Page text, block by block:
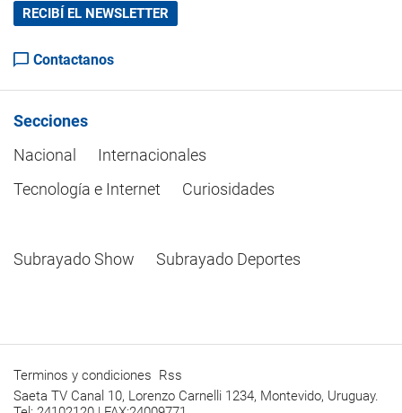
RECIBÍ EL NEWSLETTER
Contactanos
Secciones
Nacional
Internacionales
Tecnología e Internet
Curiosidades
Subrayado Show Subrayado Deportes
Terminos y condiciones Rss
Saeta TV Canal 10, Lorenzo Carnelli 1234, Montevido, Uruguay.